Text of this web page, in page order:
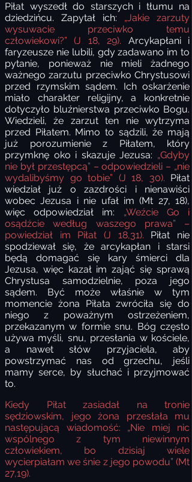
Piłat wyszedł do starszych i tłumu na
dziedzińcu. Zapytał ich: „Jakie zarzuty
wysuwacie przeciwko temu
człowiekowi?” (J 18, 29). Arcykapłani i
faryzeusze nie lubili, gdy zadawano im to
pytanie, ponieważ nie mieli żadnego
ważnego zarzutu przeciwko Chrystusowi
przed rzymskim sądem. Ich oskarżenie
miało charakter religijny, a konkretnie
dotyczyło bluźnierstwa przeciwko Bogu.
Wiedzieli, że zarzut ten nie wytrzyma
przed Piłatem. Mimo to sądzili, że mają
już porozumienie z Piłatem, który
przymknę oko i skazuje Jezusa: „Gdyby
nie był przestępcą” – odpowiedzieli – „nie
wydalibyśmy go tobie” (J 18, 30). Piłat
wiedział już o zazdrości i nienawiści
wobec Jezusa i nie ufał im (Mt 27, 18),
więc odpowiedział im: „Weźcie Go i
osądźcie według waszego prawa” –
powiedział im Piłat (J 18,31). Piłat nie
spodziewał się, że arcykapłan i starsi
będą domagać się kary śmierci dla
Jezusa, więc kazał im zająć się sprawą
Chrystusa samodzielnie, poza jego
sądem. Być może właśnie w tym
momencie żona Piłata zwróciła się do
niego z poważnym ostrzeżeniem,
przekazanym w formie snu. Bóg często
używa myśli, snu, przesłania w kościele,
a nawet słów przyjaciela, aby
powstrzymać nas od grzechu, jeśli
mamy serce, by słuchać i przyjmować
to.
Kiedy Piłat zasiadał na tronie
sędziowskim, jego żona przesłała mu
następującą wiadomość: „Nie miej nic
wspólnego z tym niewinnym
człowiekiem, bo dzisiaj wiele
wycierpiałam we śnie z jego powodu” (Mt
27,19).